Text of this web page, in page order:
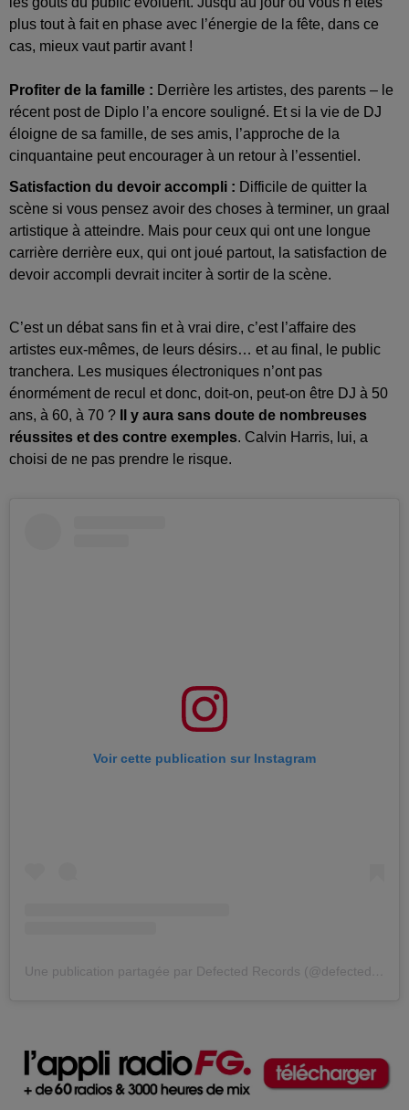
plus tout à fait en phase avec l’énergie de la fête, dans ce
cas, mieux vaut partir avant !
Profiter de la famille : Derrière les artistes, des parents – le
récent post de Diplo l’a encore souligné. Et si la vie de DJ
éloigne de sa famille, de ses amis, l’approche de la
cinquantaine peut encourager à un retour à l’essentiel.
Satisfaction du devoir accompli : Difficile de quitter la
scène si vous pensez avoir des choses à terminer, un graal
artistique à atteindre. Mais pour ceux qui ont une longue
carrière derrière eux, qui ont joué partout, la satisfaction de
devoir accompli devrait inciter à sortir de la scène.
C’est un débat sans fin et à vrai dire, c’est l’affaire des
artistes eux-mêmes, de leurs désirs… et au final, le public
tranchera. Les musiques électroniques n’ont pas
énormément de recul et donc, doit-on, peut-on être DJ à 50
ans, à 60, à 70 ?
Il y aura sans doute de nombreuses
réussites et des contre exemples. Calvin Harris, lui, a
choisi de ne pas prendre le risque.
Voir cette publication sur Instagram
Une publication partagée par Defected Records (@defectedrecords)